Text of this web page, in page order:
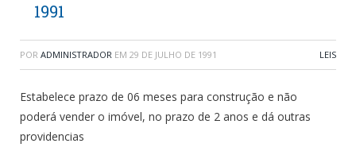
1991
POR ADMINISTRADOR EM 29 DE JULHO DE 1991 LEIS
Estabelece prazo de 06 meses para construção e não
poderá vender o imóvel, no prazo de 2 anos e dá outras
providencias